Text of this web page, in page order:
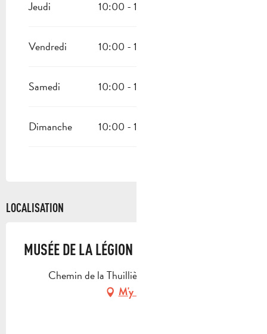
Jeudi 10:00 - 12:00
Vendredi 10:00 - 12:00
Samedi 10:00 - 12:00
Dimanche 10:00 - 12:00
LOCALISATION
MUSÉE DE LA LÉGION ÉTRANGÈRE
Chemin de la Thuillière, 13400 Aubagne
M'y rendre